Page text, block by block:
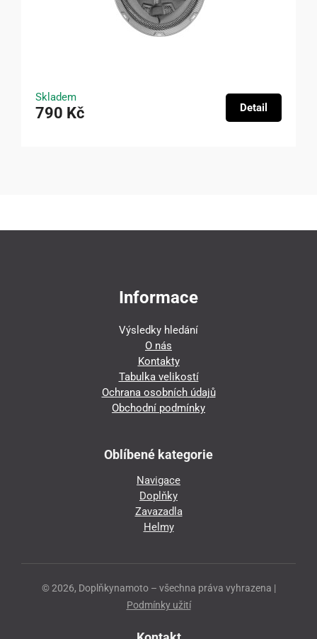
Skladem
790 Kč Detail
Informace
Výsledky hledání
O nás
Kontakty
Tabulka velikostí
Ochrana osobních údajů
Obchodní podmínky
Oblíbené kategorie
Navigace
Doplňky
Zavazadla
Helmy
© 2026, Doplňkynamoto – všechna práva vyhrazena |
Podmínky užití